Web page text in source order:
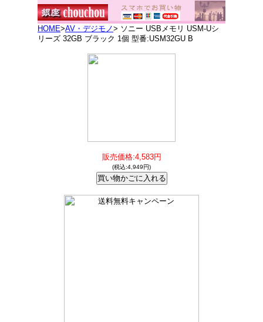
HOME>AV・デジモノ> ソニー USBメモリ USM-Uシ
リーズ 32GB ブラック 1個 型番:USM32GU B
販売価格:4,583円
(税込:4,949円)